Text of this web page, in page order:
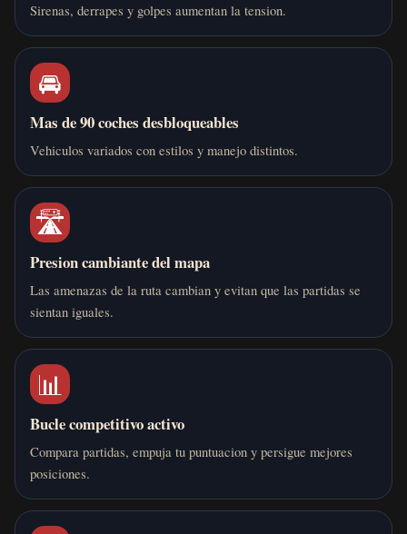
Sirenas, derrapes y golpes aumentan la tension.
🚘
Mas de 90 coches desbloqueables
Vehiculos variados con estilos y manejo distintos.
🛣️
Presion cambiante del mapa
Las amenazas de la ruta cambian y evitan que las partidas se
sientan iguales.
📊
Bucle competitivo activo
Compara partidas, empuja tu puntuacion y persigue mejores
posiciones.